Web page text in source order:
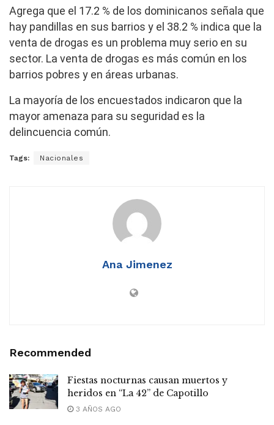
Agrega que el 17.2 % de los dominicanos señala que
hay pandillas en sus barrios y el 38.2 % indica que la
venta de drogas es un problema muy serio en su
sector. La venta de drogas es más común en los
barrios pobres y en áreas urbanas.
La mayoría de los encuestados indicaron que la
mayor amenaza para su seguridad es la
delincuencia común.
Tags: Nacionales
Ana Jimenez
Recommended
Fiestas nocturnas causan muertos y
heridos en “La 42” de Capotillo
3 AÑOS AGO